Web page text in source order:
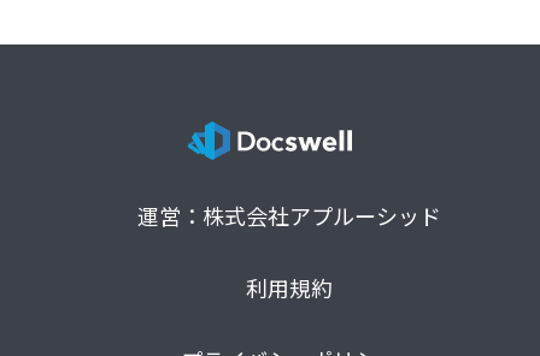
運営：株式会社アプルーシッド
利用規約